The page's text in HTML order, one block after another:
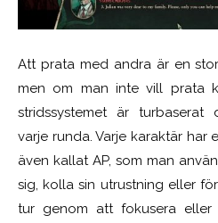
Att prata med andra är en
men om man inte vill prata
stridssystemet är turbaserat
varje runda. Varje karaktär har
även kallat AP, som man
sig, kolla sin utrustning eller
tur genom att fokusera eller